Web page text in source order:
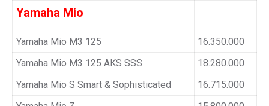
Yamaha Mio
Yamaha Mio M3 125
16.350.000
Yamaha Mio M3 125 AKS SSS
18.280.000
Yamaha Mio S Smart & Sophisticated
16.715.000